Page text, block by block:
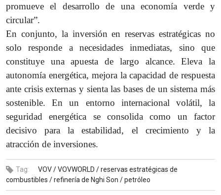
promueve el desarrollo de una economía verde y
circular”.
En conjunto, la inversión en reservas estratégicas no
solo responde a necesidades inmediatas, sino que
constituye una apuesta de largo alcance. Eleva la
autonomía energética, mejora la capacidad de respuesta
ante crisis externas y sienta las bases de un sistema más
sostenible. En un entorno internacional volátil, la
seguridad energética se consolida como un factor
decisivo para la estabilidad, el crecimiento y la
atracción de inversiones.
Tag: VOV /VOVWORLD /reservas estratégicas de
combustibles /refinería de Nghi Son /petróleo